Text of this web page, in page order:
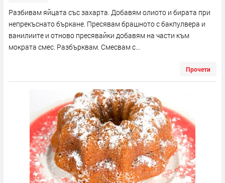
Разбивам яйцата със захарта. Добавям олиото и бирата при
непрекъснато бъркане. Пресявам брашното с бакпулвера и
ванилиите и отново пресявайки добавям на части към
мократа смес. Разбърквам. Смесвам с...
Прочети